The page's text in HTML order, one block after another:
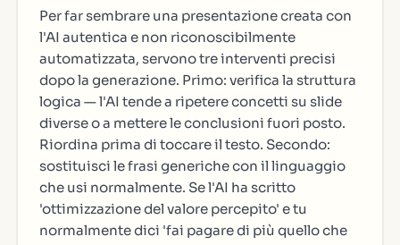
Per far sembrare una presentazione creata con
l'AI autentica e non riconoscibilmente
automatizzata, servono tre interventi precisi
dopo la generazione. Primo: verifica la struttura
logica — l'AI tende a ripetere concetti su slide
diverse o a mettere le conclusioni fuori posto.
Riordina prima di toccare il testo. Secondo:
sostituisci le frasi generiche con il linguaggio
che usi normalmente. Se l'AI ha scritto
'ottimizzazione del valore percepito' e tu
normalmente dici 'fai pagare di più quello che